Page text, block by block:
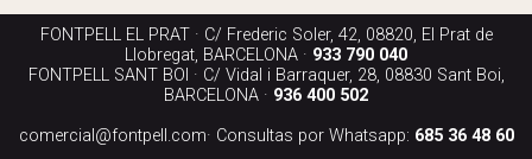
FONTPELL EL PRAT · C/ Frederic Soler, 42, 08820, El Prat de
Llobregat, BARCELONA · 933 790 040
FONTPELL SANT BOI · C/ Vidal i Barraquer, 28, 08830 Sant Boi,
BARCELONA · 936 400 502
comercial@fontpell.com· Consultas por Whatsapp: 685 36 48 60